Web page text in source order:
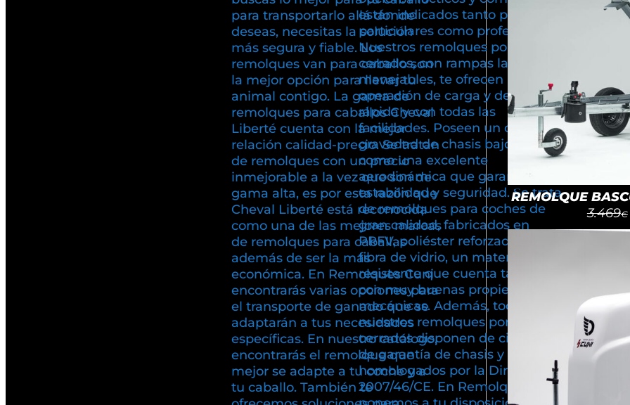
para transportarlo allá donde
deseas, necesitas la solución
más segura y fiable. Los
remolques van para caballo son
la mejor opción para llevar tu
animal contigo. La gama de
remolques para caballos Cheval
Liberté cuenta con la mejor
relación calidad-precio. Se tratan
de remolques con un precio
inmejorable a la vez que son de
gama alta, es por esta razón que
Cheval Liberté está reconocida
como una de las mejores marcas
de remolques para caballas
además de ser la más
económica. En Remolques Cuni
encontrarás varias opciones para
el transporte de ganado que se
adaptarán a tus necesidades
específicas. En nuestro catálogo,
encontrarás el remolque que
mejor se adapte a tu coche y a
tu caballo. También te
están indicados tanto para usos
particulares como profesionales.
Nuestros remolques portacoches
cerrados, con rampas largas y
manejables, te ofrecen una
operación de carga y descarga,
rápida y con todas las
facilidades. Poseen un centro de
gravedad de chasis bajo, así
como una excelente
aerodinámica que garantiza
estabilidad y seguridad. Se trata
de remolques para coches de
gran calidad, fabricados en
PRFV, poliéster reforzado con
fibra de vidrio, un material
resistente que cuenta también
con muy buenas propiedades
mecánicas. Además, todos
nuestros remolques portacoches
cerrados disponen de cinco años
de garantía de chasis y están
homologados por la Directiva
2007/46/CE. En Remolques Cuni
REMOLQUE
3.469€